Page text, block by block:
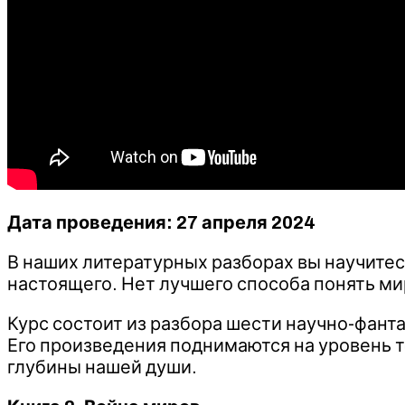
Дата проведения: 27 апреля 2024​
В наших литературных разборах вы
настоящего. Нет лучшего способа понять
Курс состоит из разбора шести научно-
Его произведения поднимаются на уровень
глубины нашей души.